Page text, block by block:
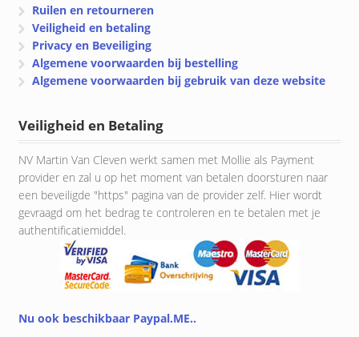
Ruilen en retourneren
Veiligheid en betaling
Privacy en Beveiliging
Algemene voorwaarden bij bestelling
Algemene voorwaarden bij gebruik van deze website
Veiligheid en Betaling
NV Martin Van Cleven werkt samen met Mollie als Payment
provider en zal u op het moment van betalen doorsturen naar
een beveiligde "https" pagina van de provider zelf. Hier wordt
gevraagd om het bedrag te controleren en te betalen met je
authentificatiemiddel.
Nu ook beschikbaar Paypal.ME..